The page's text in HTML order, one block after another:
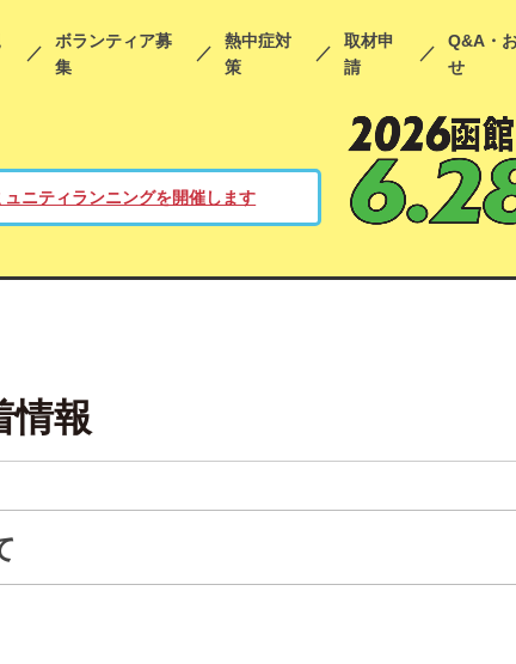
ボランティア募
集
熱中症対
策
取材申
請
Q&A・
せ
ニティランニングを開催します
情報